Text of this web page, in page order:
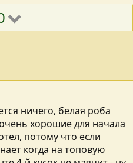
ничего, белая роба
хорошие для начала
потому что если
когда на топовую